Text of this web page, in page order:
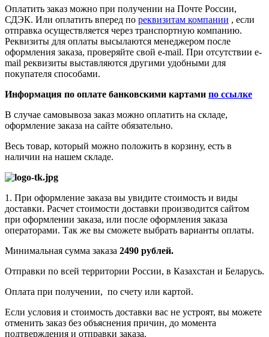
Оплатить заказ можно при получении на Почте России,
СДЭК. Или оплатить вперед по реквизитам компании , если
отправка осуществляется через транспортную компанию.
Реквизиты для оплаты высылаются менеджером после
оформления заказа, проверяйте свой e-mail. При отсутствии e-
mail реквизиты выставляются другими удобными для
покупателя способами.
Информация по оплате банковскими картами по ссылке
В случае самовывоза заказ можно оплатить на складе,
оформление заказа на сайте обязательно.
Весь товар, который можно положить в корзину, есть в
наличии на нашем складе.
1. При оформление заказа вы увидите стоимость и виды
доставки. Расчет стоимости доставки производится сайтом
при оформлении заказа, или после оформления заказа
операторами. Так же вы сможете выбрать варианты оплаты.
Минимальная сумма заказа 2490 рублей.
Отправки по всей территории России, в Казахстан и Беларусь.
Оплата при получении, по счету или картой.
Если условия и стоимость доставки вас не устроят, вы можете
отменить заказ без объяснения причин, до момента
подтверждения и отправки заказа.